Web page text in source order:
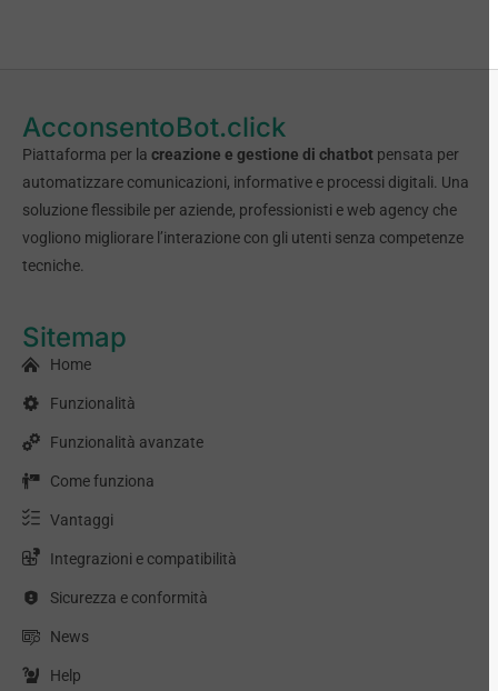
AcconsentoBot.click
Piattaforma per la creazione e gestione di chatbot pensata per
automatizzare comunicazioni, informative e processi digitali. Una
soluzione flessibile per aziende, professionisti e web agency che
vogliono migliorare l’interazione con gli utenti senza competenze
tecniche.
Sitemap
Home
Funzionalità
Funzionalità avanzate
Come funziona
Vantaggi
Integrazioni e compatibilità
Sicurezza e conformità
News
Help